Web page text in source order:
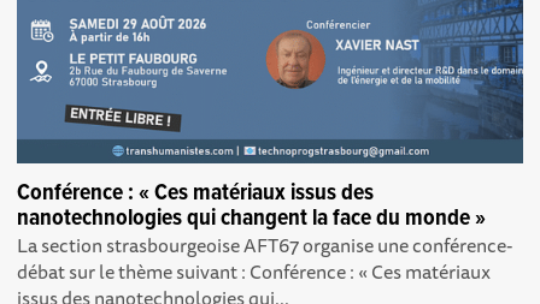
Conférence : « Ces matériaux issus des
nanotechnologies qui changent la face du monde »
La section strasbourgeoise AFT67 organise une conférence-
débat sur le thème suivant : Conférence : « Ces matériaux